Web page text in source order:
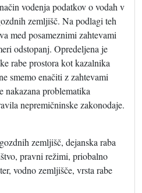
vodenja podatkov o vodah v
zemljišč. Na podlagi teh
med posameznimi zahtevami
odstopanj. Opredeljena je
rabe prostora kot kazalnika
smemo enačiti z zahtevami
nakazana problematika
nepremičninske zakonodaje.
zemljišč, dejanska raba
pravni režimi, priobalno
vodno zemljišče, vrsta rabe